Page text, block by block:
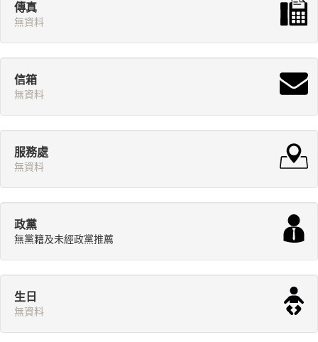
傳真
無資料
信箱
無資料
服務處
無資料
政黨
無黨籍及未經政黨推薦
生日
無資料